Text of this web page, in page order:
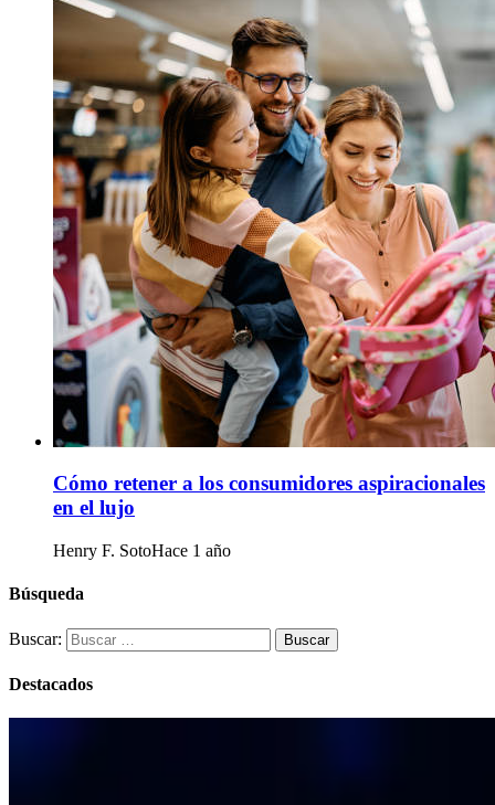
Cómo retener a los consumidores aspiracionales
en el lujo
Henry F. SotoHace 1 año
Búsqueda
Buscar:
Destacados